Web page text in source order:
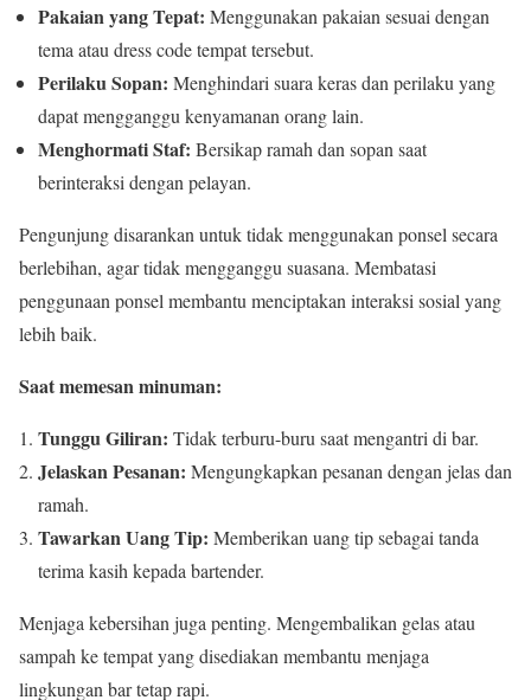
Pakaian yang Tepat: Menggunakan pakaian sesuai dengan
tema atau dress code tempat tersebut.
Perilaku Sopan: Menghindari suara keras dan perilaku yang
dapat mengganggu kenyamanan orang lain.
Menghormati Staf: Bersikap ramah dan sopan saat
berinteraksi dengan pelayan.
Pengunjung disarankan untuk tidak menggunakan ponsel secara
berlebihan, agar tidak mengganggu suasana. Membatasi
penggunaan ponsel membantu menciptakan interaksi sosial yang
lebih baik.
Saat memesan minuman:
Tunggu Giliran: Tidak terburu-buru saat mengantri di bar.
Jelaskan Pesanan: Mengungkapkan pesanan dengan jelas dan
ramah.
Tawarkan Uang Tip: Memberikan uang tip sebagai tanda
terima kasih kepada bartender.
Menjaga kebersihan juga penting. Mengembalikan gelas atau
sampah ke tempat yang disediakan membantu menjaga
lingkungan bar tetap rapi.